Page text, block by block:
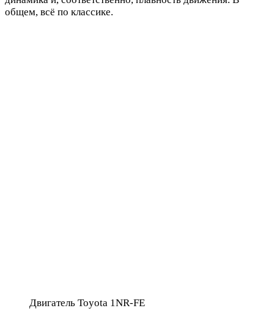
общем, всё по классике.
Двигатель Toyota 1NR-FE